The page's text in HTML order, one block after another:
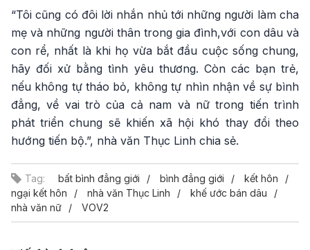
“Tôi cũng có đôi lời nhắn nhủ tới những người làm cha
mẹ và những người thân trong gia đình,với con dâu và
con rể, nhất là khi họ vừa bắt đầu cuộc sống chung,
hãy đối xử bằng tình yêu thương. Còn các bạn trẻ,
nếu không tự tháo bỏ, không tự nhìn nhận về sự bình
đẳng, về vai trò của cả nam và nữ trong tiến trình
phát triển chung sẽ khiến xã hội khó thay đổi theo
hướng tiến bộ.”, nhà văn Thục Linh chia sẻ.
Tag: bất bình đẳng giới bình đẳng giới
kết hôn
ngại kết hôn
nhà văn Thục Linh
khế ước bán dâu
nhà văn nữ
VOV2